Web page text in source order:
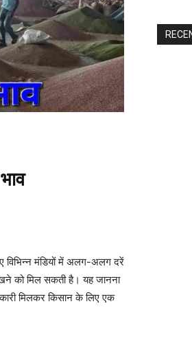
विभिन्न मंडियों में अलग-अलग दरें
को मिल सकती है। यह जानना
मिलकर किसान के लिए एक